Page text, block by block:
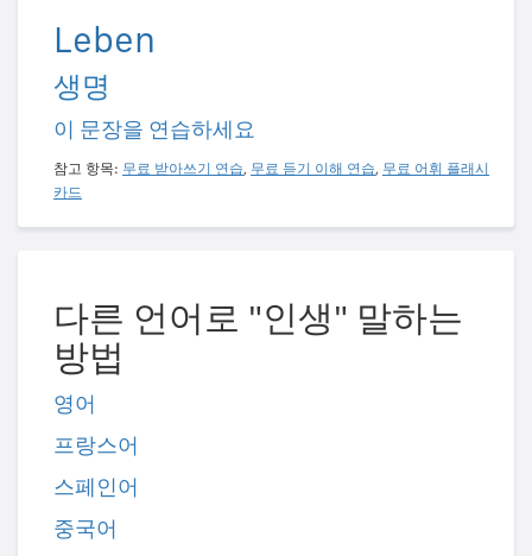
Leben
생명
이 문장을 연습하세요
참고 항목: 무료 받아쓰기 연습, 무료 듣기 이해 연습, 무료 어휘 플래시
카드
다른 언어로 "인생" 말하는
방법
영어
프랑스어
스페인어
중국어